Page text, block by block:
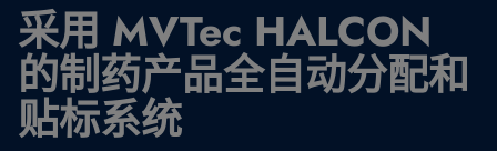
采用 MVTec HALCON
的制药产品全自动分配和
贴标系统